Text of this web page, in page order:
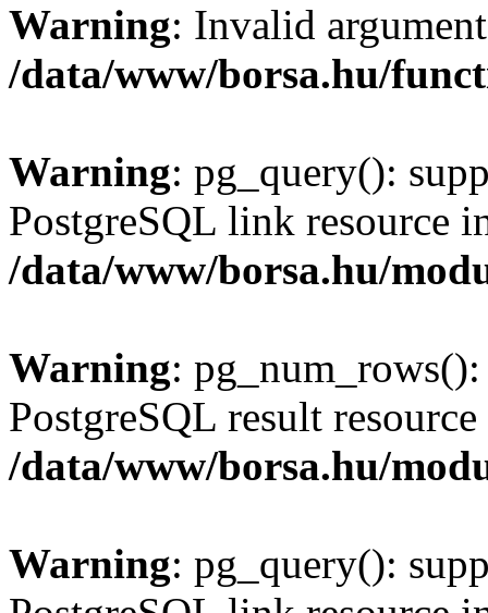
Warning: Invalid
/data/www/borsa.hu/
Warning: pg_query():
PostgreSQL link resource
/data/www/borsa.hu/
Warning:
PostgreSQL result
/data/www/borsa.hu/
Warning: pg_query():